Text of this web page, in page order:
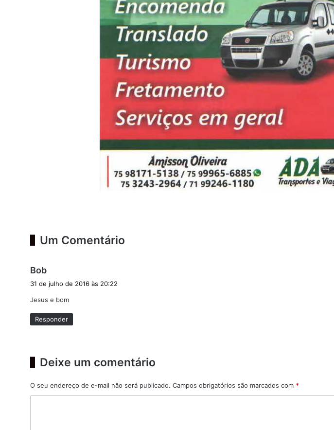
Um Comentário
Bob
s
e
:
31 de julho de 2016 às 20:22
Jesus e bom
Responder
Deixe um comentário
O seu endereço de e-mail não será publicado. Campos obrigatórios são marcados com *